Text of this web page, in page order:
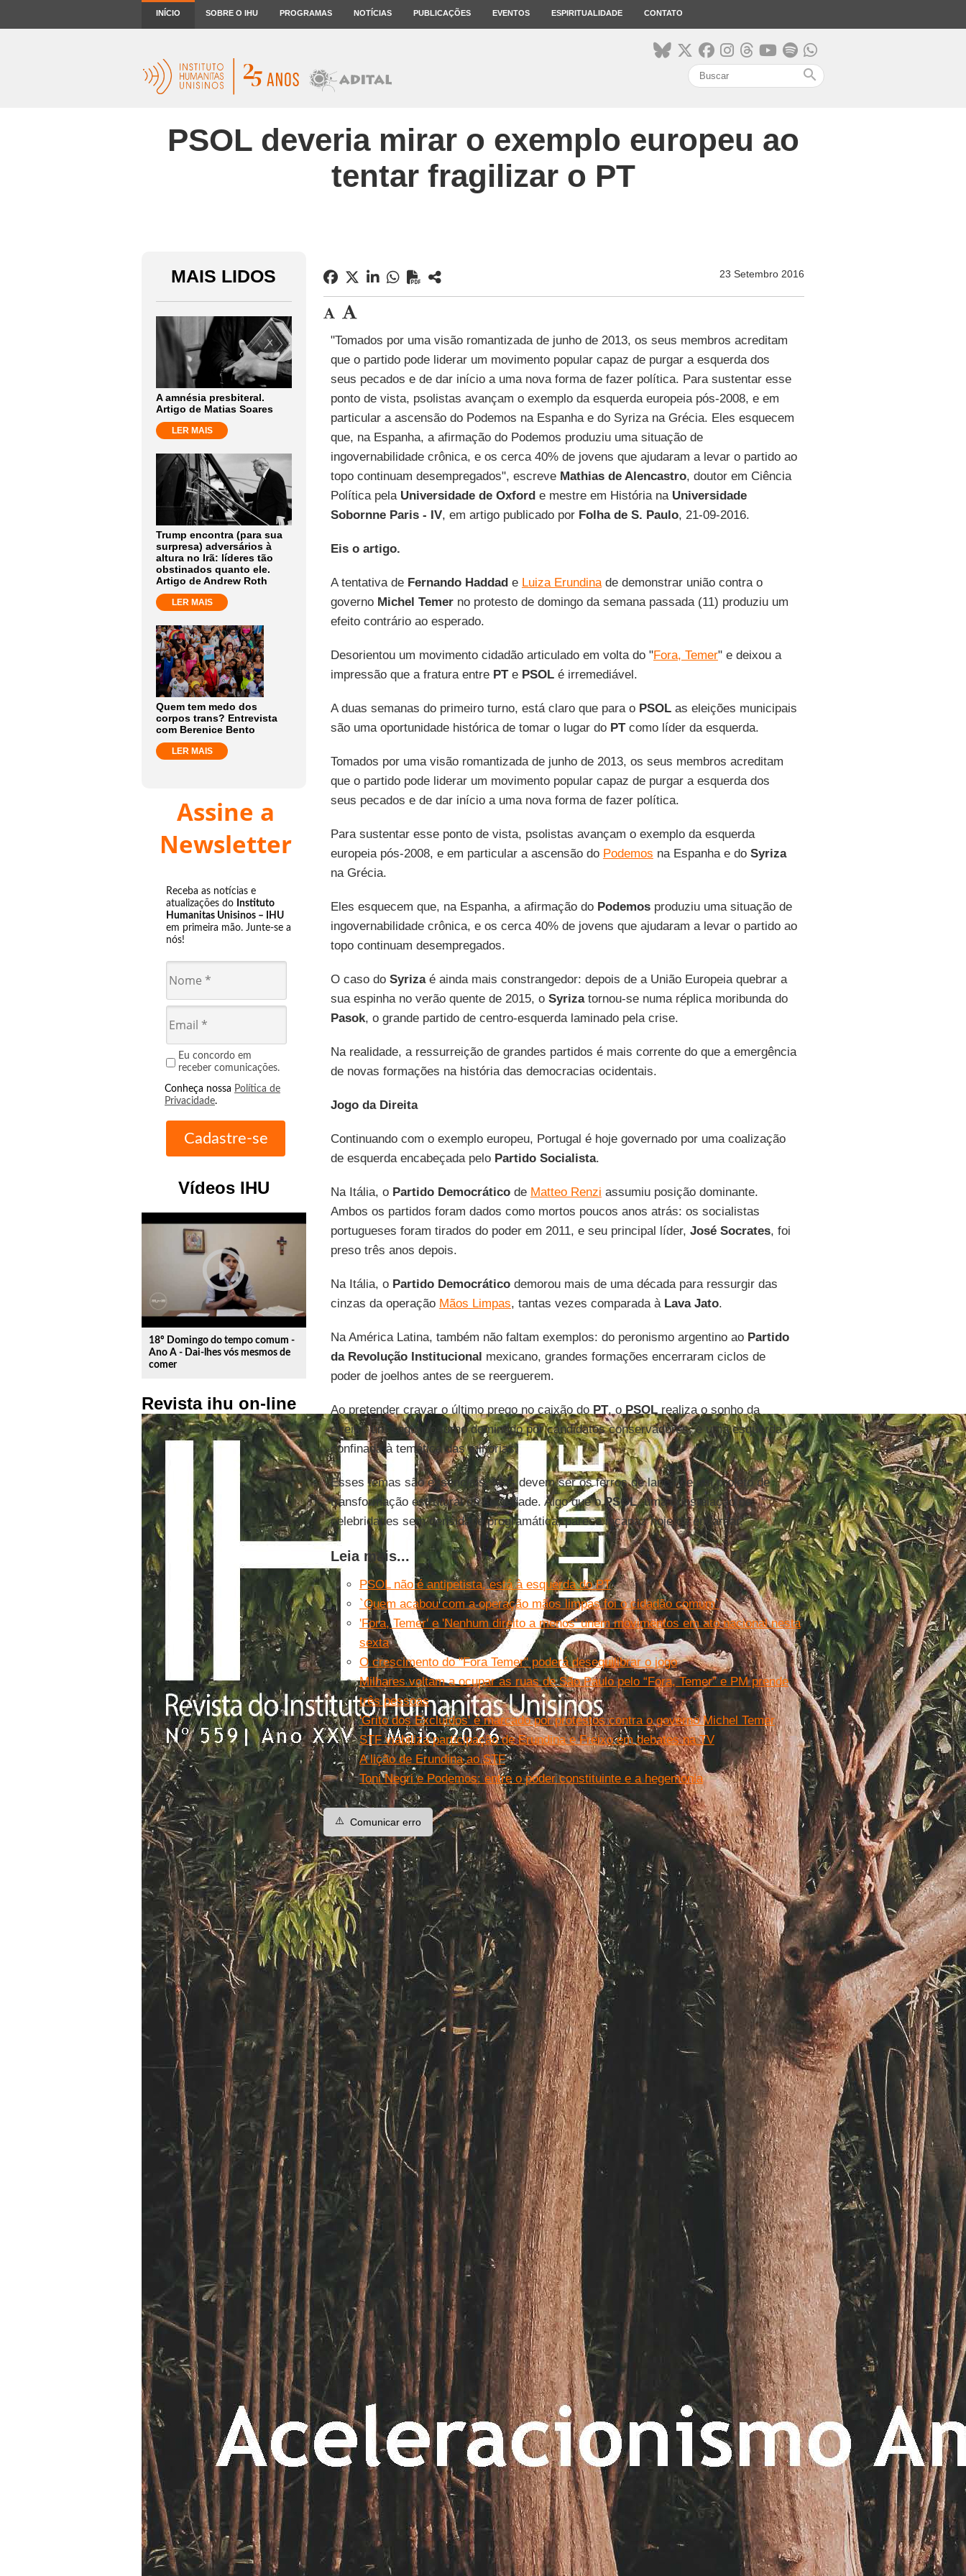
INÍCIO SOBRE O IHU PROGRAMAS NOTÍCIAS PUBLICAÇÕES EVENTOS ESPIRITUALIDADE CONTATO
search
PSOL deveria mirar o exemplo europeu ao
tentar fragilizar o PT
MAIS LIDOS
A amnésia presbiteral.
Artigo de Matias Soares
LER MAIS
Trump encontra (para sua
surpresa) adversários à
altura no Irã: líderes tão
obstinados quanto ele.
Artigo de Andrew Roth
LER MAIS
Quem tem medo dos
corpos trans? Entrevista
com Berenice Bento
LER MAIS
Assine a
Newsletter
Receba as notícias e
atualizações do Instituto
Humanitas Unisinos – IHU
em primeira mão. Junte-se a
nós!
Eu concordo em
receber comunicações.
Conheça nossa Política de
Privacidade.
Vídeos IHU
play_circle_outline
18º Domingo do tempo comum -
Ano A - Dai-lhes vós mesmos de
comer
Revista ihu on-line
23 Setembro 2016
"Tomados por uma visão romantizada de junho de 2013, os seus membros acreditam
que o partido pode liderar um movimento popular capaz de purgar a esquerda dos
seus pecados e de dar início a uma nova forma de fazer política. Para sustentar esse
ponto de vista, psolistas avançam o exemplo da esquerda europeia pós-2008, e em
particular a ascensão do Podemos na Espanha e do Syriza na Grécia. Eles esquecem
que, na Espanha, a afirmação do Podemos produziu uma situação de
ingovernabilidade crônica, e os cerca 40% de jovens que ajudaram a levar o partido ao
topo continuam desempregados", escreve Mathias de Alencastro, doutor em Ciência
Política pela Universidade de Oxforde mestre em História na Universidade
Sobornne Paris - IV, em artigo publicado porFolha de S. Paulo, 21-09-2016.
Eis o artigo.
A tentativa de Fernando Haddade Luiza Erundinade demonstrar união contra o
governoMichel Temerno protesto de domingo da semana passada (11) produziu um
efeito contrário ao esperado.
Desorientou um movimento cidadão articulado em volta do "Fora, Temer" e deixou a
impressão que a fratura entre PTe PSOLé irremediável.
A duas semanas do primeiro turno, está claro que para o PSOLas eleições municipais
são uma oportunidade histórica de tomar o lugar do PTcomo líder da esquerda.
Tomados por uma visão romantizada de junho de 2013, os seus membros acreditam
que o partido pode liderar um movimento popular capaz de purgar a esquerda dos
seus pecados e de dar início a uma nova forma de fazer política.
Para sustentar esse ponto de vista, psolistas avançam o exemplo da esquerda
europeia pós-2008, e em particular a ascensão do Podemos na Espanha e do Syriza
na Grécia.
Eles esquecem que, na Espanha, a afirmação do Podemosproduziu uma situação de
ingovernabilidade crônica, e os cerca 40% de jovens que ajudaram a levar o partido ao
topo continuam desempregados.
O caso do Syrizaé ainda mais constrangedor: depois de a União Europeia quebrar a
sua espinha no verão quente de 2015, o Syrizatornou-se numa réplica moribunda do
Pasok, o grande partido de centro-esquerda laminado pela crise.
Na realidade, a ressurreição de grandes partidos é mais corrente do que a emergência
de novas formações na história das democracias ocidentais.
Jogo da Direita
Continuando com o exemplo europeu, Portugal é hoje governado por uma coalização
de esquerda encabeçada pelo Partido Socialista.
Na Itália, o Partido Democráticode Matteo Renzi assumiu posição dominante.
Ambos os partidos foram dados como mortos poucos anos atrás: os socialistas
portugueses foram tirados do poder em 2011, e seu principal líder, José Socrates, foi
preso três anos depois.
Na Itália, o Partido Democráticodemorou mais de uma década para ressurgir das
cinzas da operação Mãos Limpas, tantas vezes comparada à Lava Jato.
Na América Latina, também não faltam exemplos: do peronismo argentino ao Partido
da Revolução Institucional mexicano, grandes formações encerraram ciclos de
poder de joelhos antes de se reerguerem.
Ao pretender cravar o último prego no caixão do PT, o PSOLrealiza o sonho da
direita: um segundo turno dominado por candidatos conservadores, e uma esquerda
confinada à temática das minorias.
Esses temas são essenciais. Mas devem ser os ferros de lança de um projeto de
transformação estrutural da sociedade. Algo que oPSOL, uma constelação de
celebridades sem densidade programática, parece incapaz hoje de encarnar.
Leia mais...
PSOL não é antipetista, está à esquerda do PT
`Quem acabou com a operação mãos limpas foi o cidadão comum`
'Fora, Temer' e 'Nenhum direito a menos' unem movimentos em ato nacional nesta
sexta
O crescimento do "Fora Temer" poderá desequilibrar o jogo
Milhares voltam a ocupar as ruas de São Paulo pelo “Fora, Temer” e PM prende
três pessoas
'Grito dos Excluídos' é marcado por protestos contra o governo Michel Temer
STF viabiliza participação de Erundina e Freixo em debates na TV
A lição de Erundina ao STF
Toni Negri e Podemos: entre o poder constituinte e a hegemonia
⚠️ Comunicar erro